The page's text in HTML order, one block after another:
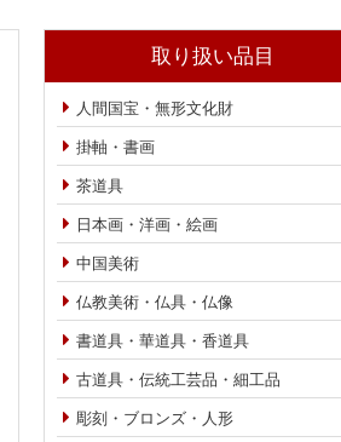
取り扱い品目
人間国宝・無形文化財
掛軸・書画
茶道具
日本画・洋画・絵画
中国美術
仏教美術・仏具・仏像
書道具・華道具・香道具
古道具・伝統工芸品・細工品
彫刻・ブロンズ・人形